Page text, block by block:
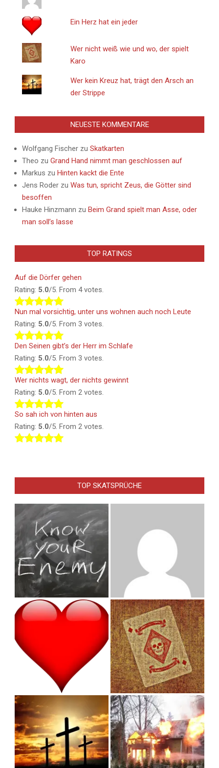
Ein Herz hat ein jeder
Wer nicht weiß wie und wo, der spielt
Karo
Wer kein Kreuz hat, trägt den Arsch an
der Strippe
NEUESTE KOMMENTARE
Wolfgang Fischer zu Skatkarten
Theo zu Grand Hand nimmt man geschlossen auf
Markus zu Hinten kackt die Ente
Jens Roder zu Was tun, spricht Zeus, die Götter sind
besoffen
Hauke Hinzmann zu Beim Grand spielt man Asse, oder
man soll’s lasse
TOP RATINGS
Auf die Dörfer gehen
Rating: 5.0/5. From 4 votes.
Nun mal vorsichtig, unter uns wohnen auch noch Leute
Rating: 5.0/5. From 3 votes.
Den Seinen gibt’s der Herr im Schlafe
Rating: 5.0/5. From 3 votes.
Wer nichts wagt, der nichts gewinnt
Rating: 5.0/5. From 2 votes.
So sah ich von hinten aus
Rating: 5.0/5. From 2 votes.
TOP SKATSPRÜCHE